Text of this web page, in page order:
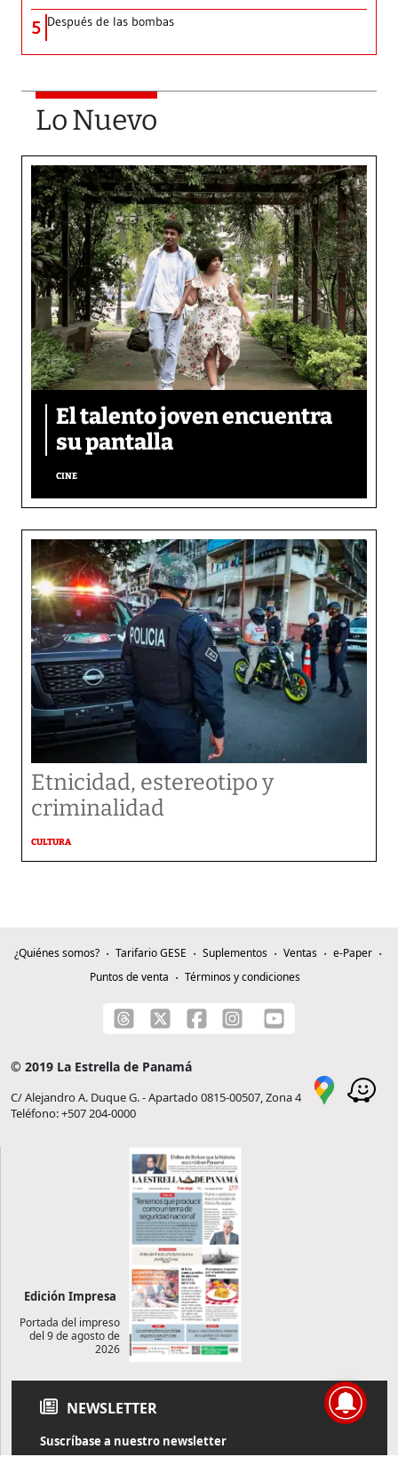
5 Después de las bombas
Lo Nuevo
El talento joven encuentra
su pantalla​
CINE
Etnicidad, estereotipo y
criminalidad
CULTURA
¿Quiénes somos? Tarifario GESE Suplementos Ventas
e-Paper
Puntos de venta
Términos y condiciones
© 2019 La Estrella de Panamá
C/ Alejandro A. Duque G. - Apartado 0815-00507, Zona 4
Teléfono: +507 204-0000
Edición Impresa
Portada del impreso
del 9 de agosto de
2026
NEWSLETTER
Suscríbase a nuestro newsletter
Reciba diariamente información de actualidad directamente en